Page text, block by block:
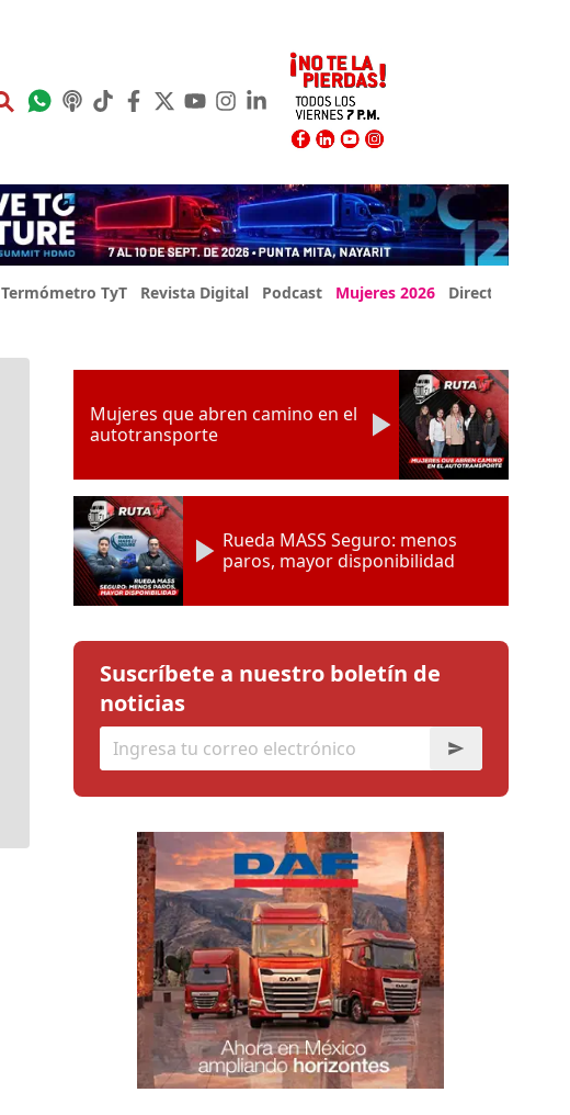
Termómetro TyT Revista Digital Podcast Mujeres 2026 Directorio Expo
Mujeres que abren camino en el
autotransporte
Rueda MASS Seguro: menos
paros, mayor disponibilidad
Suscríbete a nuestro boletín de
noticias